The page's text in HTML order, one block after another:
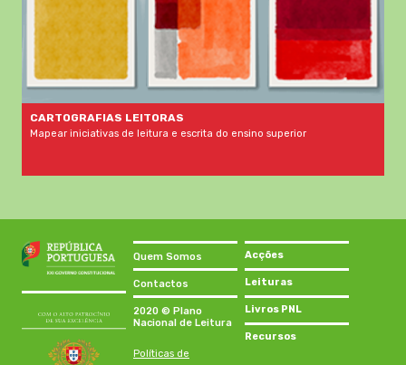
CARTOGRAFIAS LEITORAS
Mapear iniciativas de leitura e escrita do ensino superior
Quem Somos
Contactos
2020 © Plano
Nacional de Leitura
Políticas de
Acções
Leituras
Livros PNL
Recursos